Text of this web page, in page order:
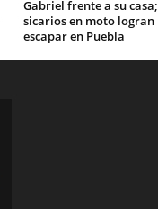
Gabriel frente a su casa;
sicarios en moto logran
escapar en Puebla